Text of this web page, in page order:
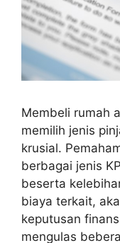
Membeli rumah
memilih jenis
krusial.
berbagai jenis
beserta
biaya terkait,
keputusan
mengulas